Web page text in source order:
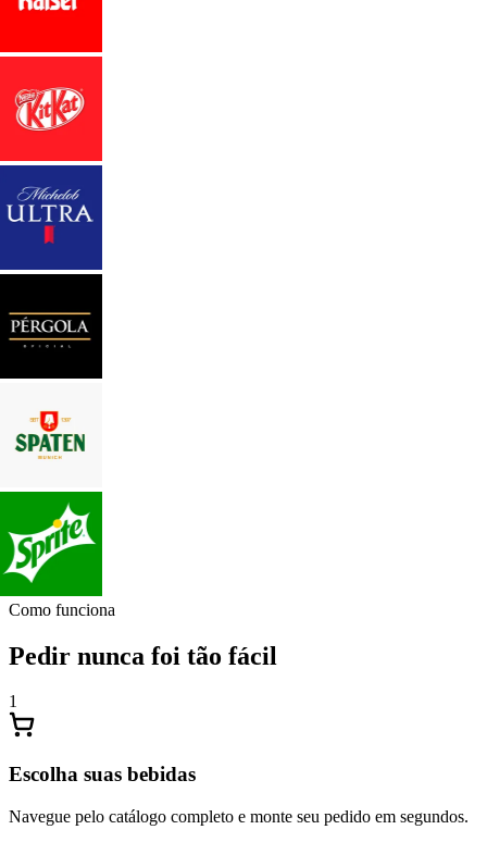
Como funciona
Pedir nunca foi tão fácil
1
Escolha suas bebidas
Navegue pelo catálogo completo e monte seu pedido em segundos.